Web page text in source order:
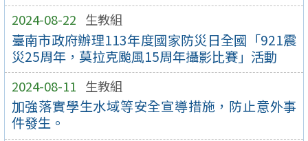
2024-08-22 生教組
臺南市政府辦理113年度國家防災日全國「921震
災25周年，莫拉克颱風15周年攝影比賽」活動
2024-08-11 生教組
加強落實學生水域等安全宣導措施，防止意外事
件發生。